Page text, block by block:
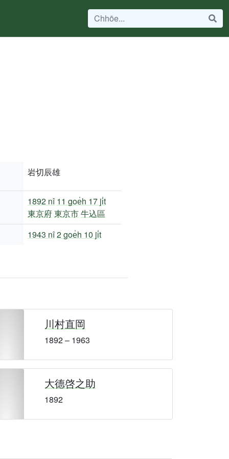
岩切辰雄
1892 nî 11 goe̍h 17 ji̍t
東京府東京市牛込區
1943 nî2 goe̍h 10 ji̍t
川村直岡
1892 – 1963
大德啓之助
1892